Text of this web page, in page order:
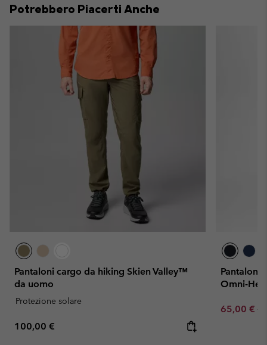
Potrebbero Piacerti Anche
Pantaloni cargo da hiking Skien Valley™
da uomo
Protezione solare
Regular price:
100,00 €
Pantaloni
Omni-
Sale price:
65,00 €